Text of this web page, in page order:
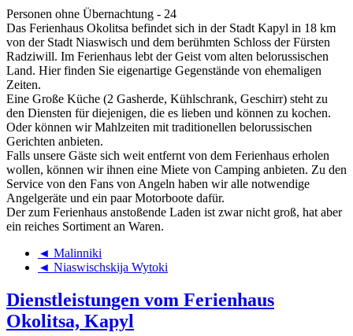
Personen ohne Übernachtung - 24
Das Ferienhaus Okolitsa befindet sich in der Stadt Kapyl in 18 km
von der Stadt Niaswisch und dem berühmten Schloss der Fürsten
Radziwill. Im Ferienhaus lebt der Geist vom alten belorussischen
Land. Hier finden Sie eigenartige Gegenstände von ehemaligen
Zeiten.
Eine Große Küche (2 Gasherde, Kühlschrank, Geschirr) steht zu
den Diensten für diejenigen, die es lieben und können zu kochen.
Oder können wir Mahlzeiten mit traditionellen belorussischen
Gerichten anbieten.
Falls unsere Gäste sich weit entfernt von dem Ferienhaus erholen
wollen, können wir ihnen eine Miete von Camping anbieten. Zu den
Service von den Fans von Angeln haben wir alle notwendige
Angelgeräte und ein paar Motorboote dafür.
Der zum Ferienhaus anstoßende Laden ist zwar nicht groß, hat aber
ein reiches Sortiment an Waren.
◄ Malinniki
◄ Niaswischskija Wytoki
Dienstleistungen vom Ferienhaus
Okolitsa, Kapyl